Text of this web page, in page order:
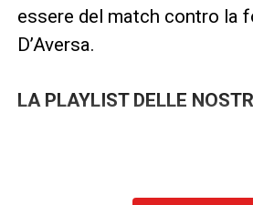
essere del match contro la
D’Aversa.
LA PLAYLIST DELLE